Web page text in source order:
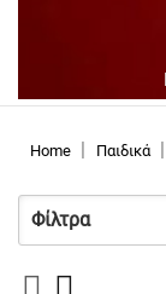
Αθλήματα
Brands
Discounts
Home Παιδικά
Φίλτρα